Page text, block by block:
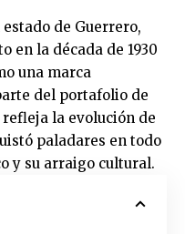
de Guerrero,
en la década de 1930
una marca
del portafolio de
refleja la evolución de
paladares en todo
y su arraigo cultural.